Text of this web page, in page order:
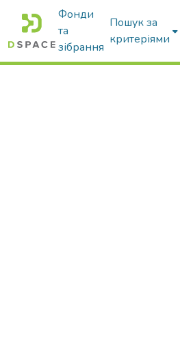
Фонди
та
зібрання
Пошук за
критеріями